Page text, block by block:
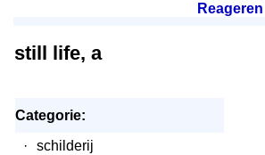
Reageren
still life, a
Categorie:
·
schilderij